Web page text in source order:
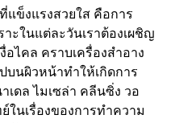
แข็งแรงสวยใส คือการ
ะในแต่ละวันเราต้องเผชิญ
ไคล คราบเครื่องสำอาง
บนผิวหน้าทำให้เกิดการ
ดล ไมเซล่า คลีนซิ่ง วอ
ในเรื่องของการทำความ